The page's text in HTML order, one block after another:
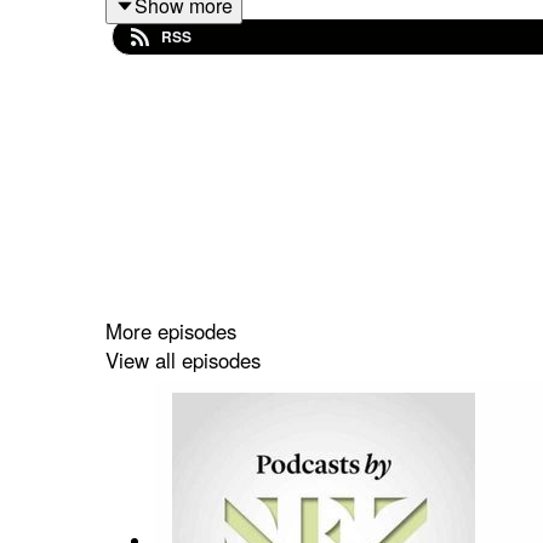
Podcasts by Nez, le rendez-vous audio de la
RSS
More episodes
View all episodes